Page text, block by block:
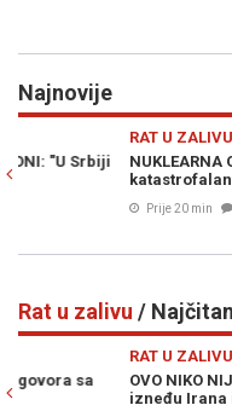
Najnovije
NUKLEARNA OPCIJA NA
katastrofalan scenario u
0
Rat u zalivu /
OVO NIKO NIJE
izneđu Irana i SAD-a...